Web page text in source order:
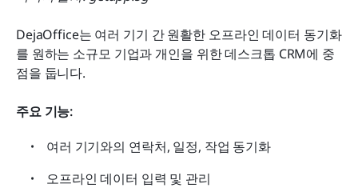
DejaOffice는 여러 기기 간 원활한 오프라인 데이터 동기화
를 원하는 소규모 기업과 개인을 위한 데스크톱 CRM에 중
점을 둡니다.
주요 기능:
여러 기기와의 연락처, 일정, 작업 동기화
오프라인 데이터 입력 및 관리